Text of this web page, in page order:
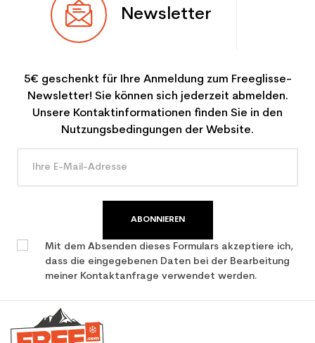
Newsletter
5€ geschenkt für Ihre Anmeldung zum Freeglisse-
Newsletter! Sie können sich jederzeit abmelden.
Unsere Kontaktinformationen finden Sie in den
Nutzungsbedingungen der Website.
ABONNIEREN
Mit dem Absenden dieses Formulars akzeptiere ich,
dass die eingegebenen Daten bei der Bearbeitung
meiner Kontaktanfrage verwendet werden.